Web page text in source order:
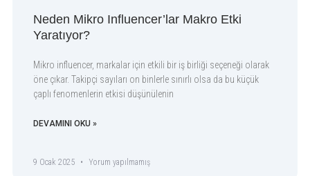
Neden Mikro Influencer’lar Makro Etki
Yaratıyor?
Mikro influencer, markalar için etkili bir iş birliği seçeneği olarak
öne çıkar. Takipçi sayıları on binlerle sınırlı olsa da bu küçük
çaplı fenomenlerin etkisi düşünülenin
DEVAMINI OKU »
9 Ocak 2025 Yorum yapılmamış